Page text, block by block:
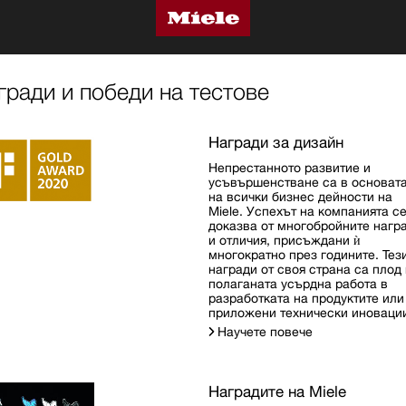
и победи на тестове
Награди за дизайн
Непрестанното развитие и
усъвършенстване са в
на всички бизнес дейности на
Miele. Успехът на компанията се
доказва от многобройните
и отличия, присъждани ѝ
многократно през годините.
награди от своя страна са плод
полаганата усърдна работа в
разработката на продуктите
приложени технически
Научете повече
Наградите на Miele